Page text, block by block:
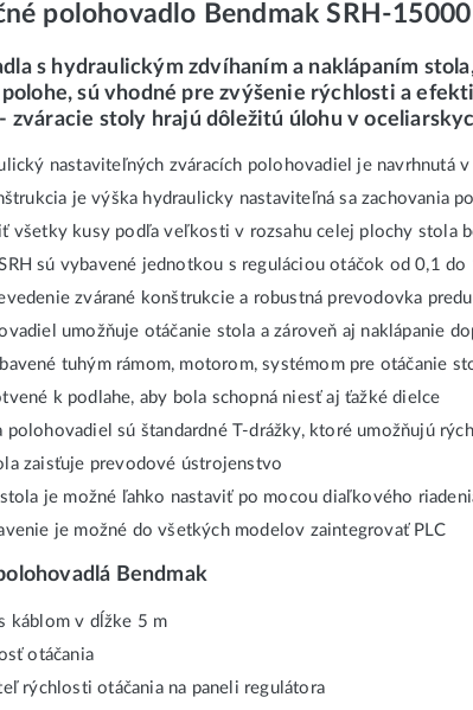
polohovadlo Bendmak SRH-
s hydraulickým zdvíhaním a naklápaním
sú vhodné pre zvýšenie rýchlosti a
zváracie stoly hrajú dôležitú úlohu v
nastaviteľných zváracích polohovadiel je navrhnutá
je výška hydraulicky nastaviteľná sa zachovania
všetky kusy podľa veľkosti v rozsahu celej plochy stola
sú vybavené jednotkou s reguláciou otáčok od 0,1
zvárané konštrukcie a robustná prevodovka
umožňuje otáčanie stola a zároveň aj naklápanie
tuhým rámom, motorom, systémom pre otáčanie
k podlahe, aby bola schopná niesť aj ťažké dielce
polohovadiel sú štandardné T-drážky, ktoré umožňujú
zaisťuje prevodové ústrojenstvo
je možné ľahko nastaviť po mocou diaľkového
je možné do všetkých modelov zaintegrovať PLC
Bendmak
káblom v dĺžke 5 m
otáčania
rýchlosti otáčania na paneli regulátora